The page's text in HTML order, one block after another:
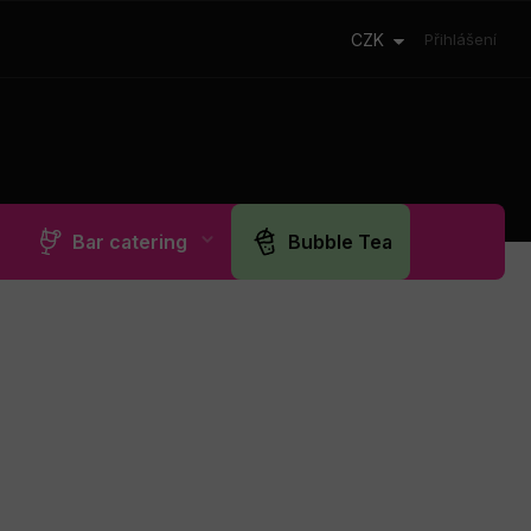
CZK Přihlášení
Bar catering Bubble Tea